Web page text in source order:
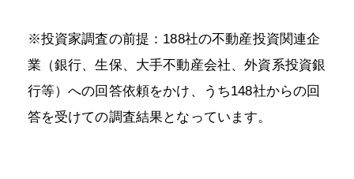
※投資家調査の前提：188社の不動産投資関連企
業（銀行、生保、大手不動産会社、外資系投資銀
行等）への回答依頼をかけ、うち148社からの回
答を受けての調査結果となっています。